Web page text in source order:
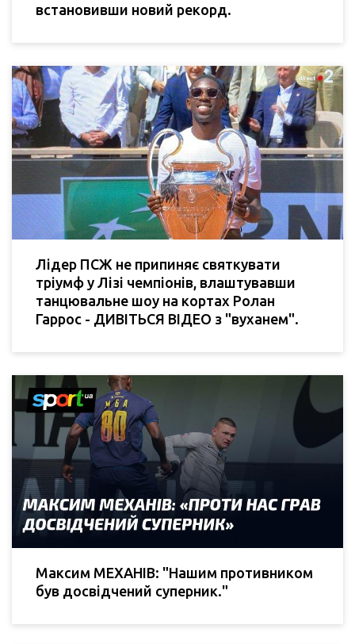
встановивши новий рекорд.
Лідер ПСЖ не припиняє святкувати
тріумф у Лізі чемпіонів, влаштувавши
танцювальне шоу на кортах Ролан
Гаррос - ДИВІТЬСЯ ВІДЕО з "вуханем".
Максим МЕХАНІВ: "Нашим противником
був досвідчений суперник."